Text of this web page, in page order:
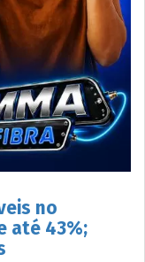
no
até 43%;